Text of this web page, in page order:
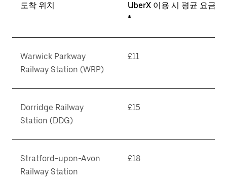
도착 위치
UberX 이용 시 평균 요금
*
Warwick Parkway
Railway Station (WRP)
£11
Dorridge Railway
Station (DDG)
£15
Stratford-upon-Avon
Railway Station
£18